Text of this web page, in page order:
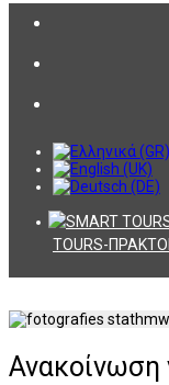
TOURS-
Ανακοίνωση